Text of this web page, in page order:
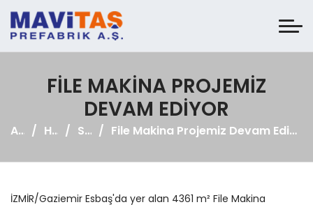
FILE MAKINA PROJEMIZ
DEVAM EDIYOR
Anasayfa Haberler Sosyal Medya File Makina Projemiz Devam Ediyor
İZMİR/Gaziemir Esbaş'da yer alan 4361 m² File Makina